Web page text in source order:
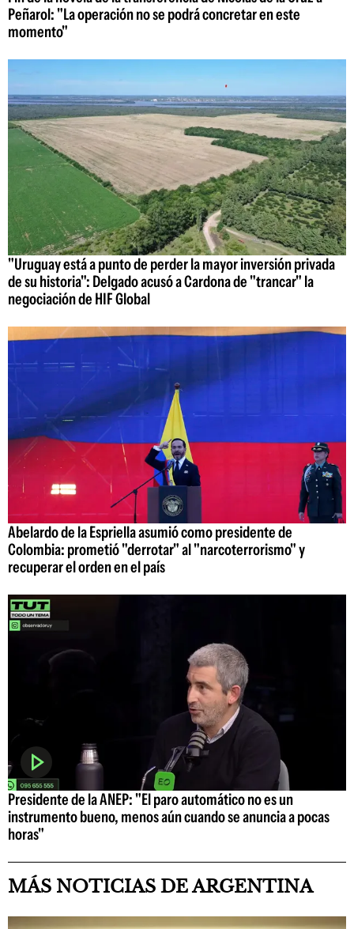
Peñarol: "La operación no se podrá concretar en este
momento"
"Uruguay está a punto de perder la mayor inversión privada
de su historia": Delgado acusó a Cardona de "trancar" la
negociación de HIF Global
Abelardo de la Espriella asumió como presidente de
Colombia: prometió "derrotar" al "narcoterrorismo" y
recuperar el orden en el país
Presidente de la ANEP: "El paro automático no es un
instrumento bueno, menos aún cuando se anuncia a pocas
horas"
MÁS NOTICIAS DE ARGENTINA